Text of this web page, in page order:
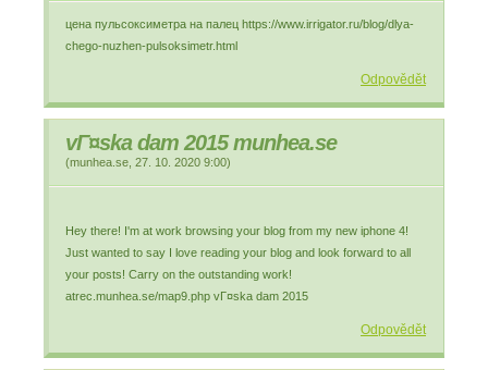
цена пульсоксиметра на палец https://www.irrigator.ru/blog/dlya-
chego-nuzhen-pulsoksimetr.html
Odpovědět
vГ¤ska dam 2015 munhea.se
(munhea.se 27. 10. 2020 9:00)
Hey there! I'm at work browsing your blog from my new iphone 4!
Just wanted to say I love reading your blog and look forward to all
your posts! Carry on the outstanding work!
atrec.munhea.se/map9.php vГ¤ska dam 2015
Odpovědět